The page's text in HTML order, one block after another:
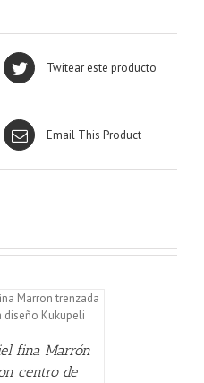
Twitear este producto
Email This Product
fina Marrón
centro de